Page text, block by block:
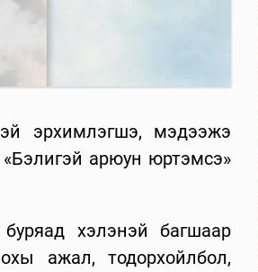
эрхимлэгшэ, мэдээжэ
арюун юртэмсэ»
хэлэнэй багшаар
ажал, тодорхойлбол,